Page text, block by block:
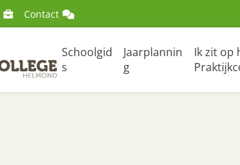
Contact
Schoolgid
s
Jaarplannin
g
Ik zit op